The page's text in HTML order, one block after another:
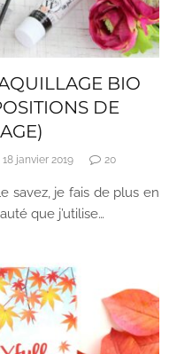
BIO
DE
18 janvier 2019 20
savez, je fais de plus en
que j’utilise…